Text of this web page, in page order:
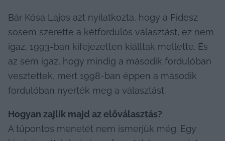
Bár Kósa Lajos azt nyilatkozta, hogy a Fidesz
sosem szerette a kétfordulós választást, ez nem
igaz, 1993-ban kifejezetten kiálltak mellette. És
az sem igaz, hogy mindig a második fordulóban
vesztettek, mert 1998-ban éppen a második
fordulóban nyerték meg a választást.
Hogyan zajlik majd az előválasztás?
A tűpontos menetét nem ismerjük még. Egy